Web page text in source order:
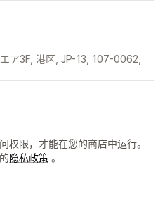
ア3F, 港区, JP-13, 107-0062,
权限，才能在您的商店中运行。
隐私政策 。